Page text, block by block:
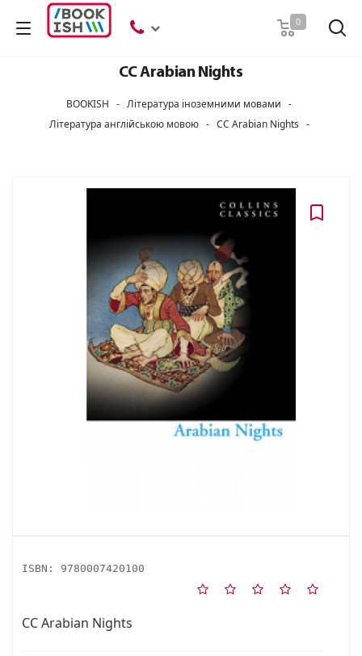
0
CC Arabian Nights
BOOKISH - Література іноземними мовами -
Література англійською мовою - CC Arabian Nights -
ISBN: 9780007420100
CC Arabian Nights